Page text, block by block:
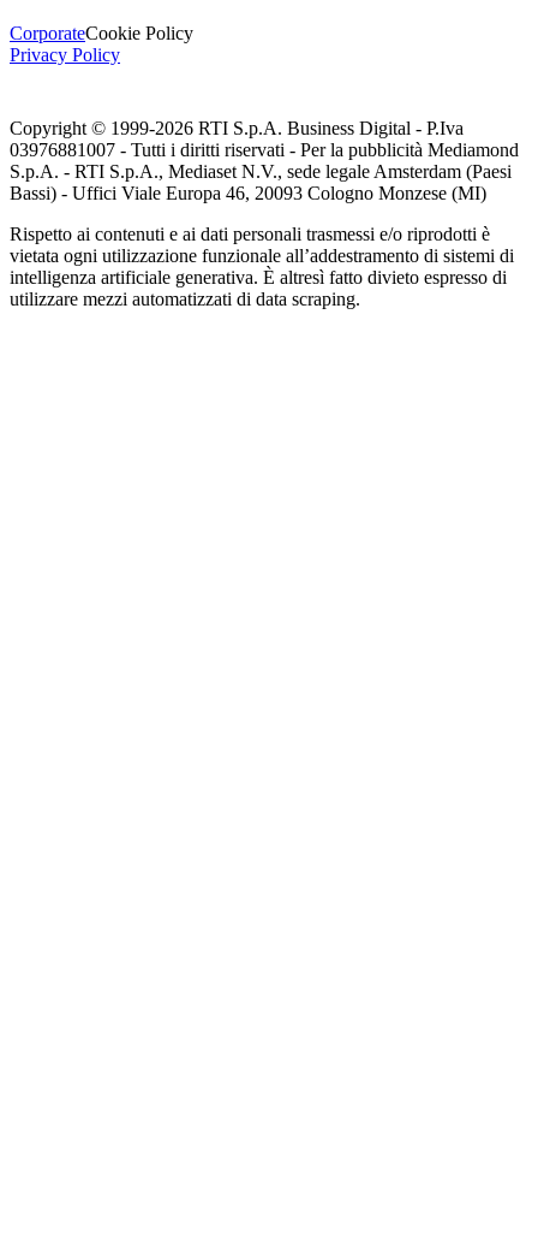
CorporateCookie Policy
Privacy Policy
Copyright © 1999-2026 RTI S.p.A. Business Digital - P.Iva
03976881007 - Tutti i diritti riservati - Per la pubblicità Mediamond
S.p.A. - RTI S.p.A., Mediaset N.V., sede legale Amsterdam (Paesi
Bassi) - Uffici Viale Europa 46, 20093 Cologno Monzese (MI)
Rispetto ai contenuti e ai dati personali trasmessi e/o riprodotti è
vietata ogni utilizzazione funzionale all’addestramento di sistemi di
intelligenza artificiale generativa. È altresì fatto divieto espresso di
utilizzare mezzi automatizzati di data scraping.